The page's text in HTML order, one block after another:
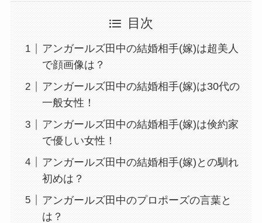
目次
アンガールズ田中の結婚相手(嫁)は超美人
で顔画像は？
アンガールズ田中の結婚相手(嫁)は30代の
一般女性！
アンガールズ田中の結婚相手(嫁)は倹約家
で優しい女性！
アンガールズ田中の結婚相手(嫁)との馴れ
初めは？
アンガールズ田中のプロポーズの言葉と
は？